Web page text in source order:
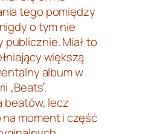
tego pomiędzy
o tym nie
publicznie. Miał to
większą
album w
„Beats”.
beatów, lecz
moment i część